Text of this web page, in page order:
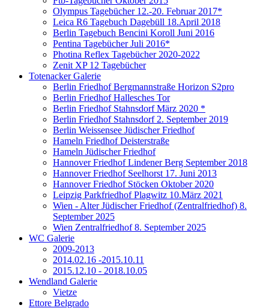
Olympus Tagebücher 12.-20. Februar 2017*
Leica R6 Tagebuch Dagebüll 18.April 2018
Berlin Tagebuch Bencini Koroll Juni 2016
Pentina Tagebücher Juli 2016*
Photina Reflex Tagebücher 2020-2022
Zenit XP 12 Tagebücher
Totenacker Galerie
Berlin Friedhof Bergmannstraße Horizon S2pro
Berlin Friedhof Hallesches Tor
Berlin Friedhof Stahnsdorf März 2020 *
Berlin Friedhof Stahnsdorf 2. September 2019
Berlin Weissensee Jüdischer Friedhof
Hameln Friedhof Deisterstraße
Hameln Jüdischer Friedhof
Hannover Friedhof Lindener Berg September 2018
Hannover Friedhof Seelhorst 17. Juni 2013
Hannover Friedhof Stöcken Oktober 2020
Leipzig Parkfriedhof Plagwitz 10.März 2021
Wien - Alter Jüdischer Friedhof (Zentralfriedhof) 8.
September 2025
Wien Zentralfriedhof 8. September 2025
WC Galerie
2009-2013
2014.02.16 -2015.10.11
2015.12.10 - 2018.10.05
Wendland Galerie
Vietze
Ettore Belgrado